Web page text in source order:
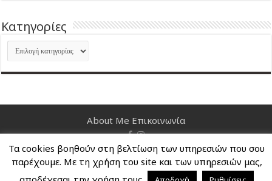
Kατηγορίες
Kατηγορίες
About Me Επικοινωνία
Nancy's Blog © Copyright 2026, All Rights Reserved
Τα cookies βοηθούν στη βελτίωση των υπηρεσιών που σου
παρέχουμε. Με τη χρήση του site και των υπηρεσιών μας,